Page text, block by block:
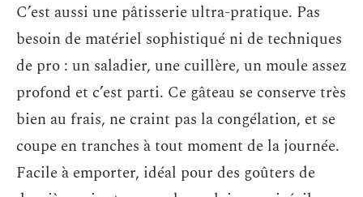
C’est aussi une pâtisserie ultra-pratique. Pas
besoin de matériel sophistiqué ni de techniques
de pro : un saladier, une cuillère, un moule assez
profond et c’est parti. Ce gâteau se conserve très
bien au frais, ne craint pas la congélation, et se
coupe en tranches à tout moment de la journée.
Facile à emporter, idéal pour des goûters de